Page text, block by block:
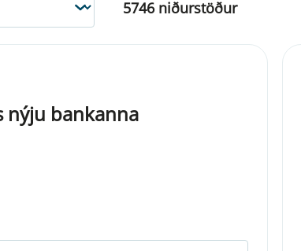
5746 niðurstöður
nýju bankanna